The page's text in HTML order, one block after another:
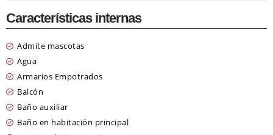
Características internas
Admite mascotas
Agua
Armarios Empotrados
Balcón
Baño auxiliar
Baño en habitación principal